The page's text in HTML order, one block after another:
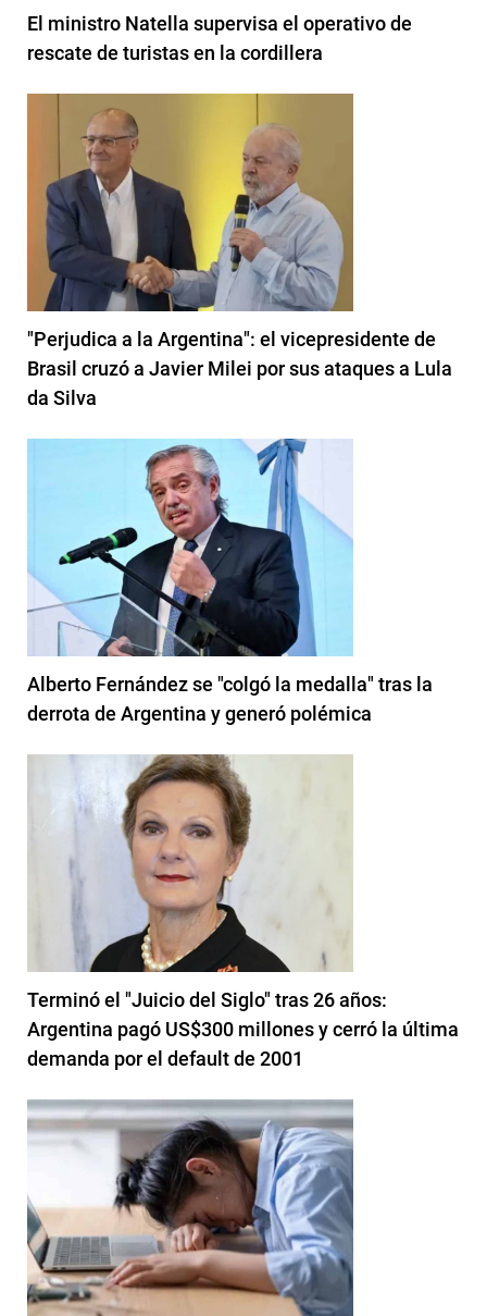
El ministro Natella supervisa el operativo de
rescate de turistas en la cordillera
"Perjudica a la Argentina": el vicepresidente de
Brasil cruzó a Javier Milei por sus ataques a Lula
da Silva
Alberto Fernández se "colgó la medalla" tras la
derrota de Argentina y generó polémica
Terminó el "Juicio del Siglo" tras 26 años:
Argentina pagó US$300 millones y cerró la última
demanda por el default de 2001